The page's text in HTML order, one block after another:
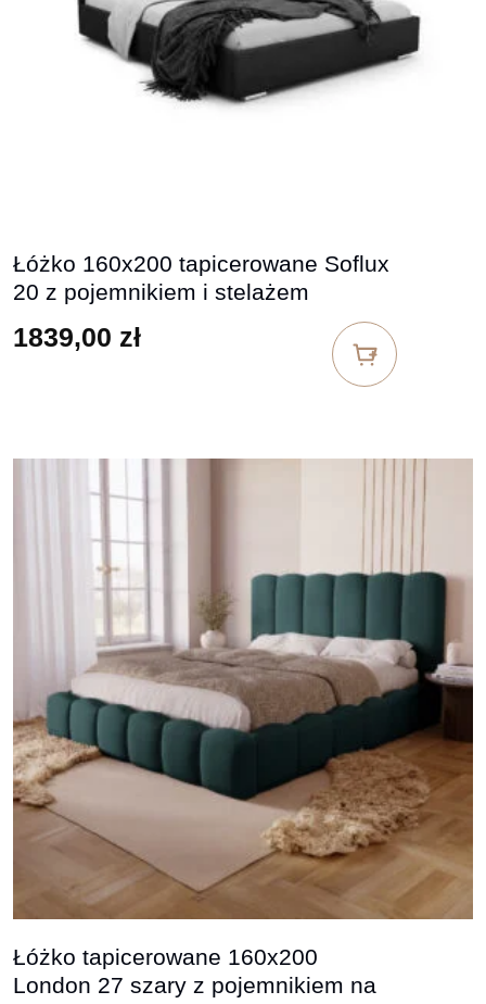
Łóżko 160x200 tapicerowane Soflux
20 z pojemnikiem i stelażem
1839,00 zł
Łóżko tapicerowane 160x200
London 27 szary z pojemnikiem na